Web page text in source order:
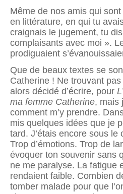
Même de nos amis qui
en littérature, en qui tu
craignais le jugement, tu
complaisants avec moi ».
prodiguaient
Que de beaux textes se
Catherine ! Ne trouvant
alors décidé d’écrire, pour
ma femme Catherine, mais
comment m’y prendre.
mis quelques idées que je
tard. J’étais encore sous le
Trop d’émotions. Trop de
évoquer ton souvenir sans
ne me paralyse. La fatigue
rendaient faible. Combien
tomber malade pour que